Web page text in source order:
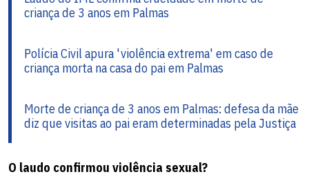
criança de 3 anos em Palmas
Polícia Civil apura 'violência extrema' em caso de
criança morta na casa do pai em Palmas
Morte de criança de 3 anos em Palmas: defesa da mãe
diz que visitas ao pai eram determinadas pela Justiça
O laudo confirmou violência sexual?